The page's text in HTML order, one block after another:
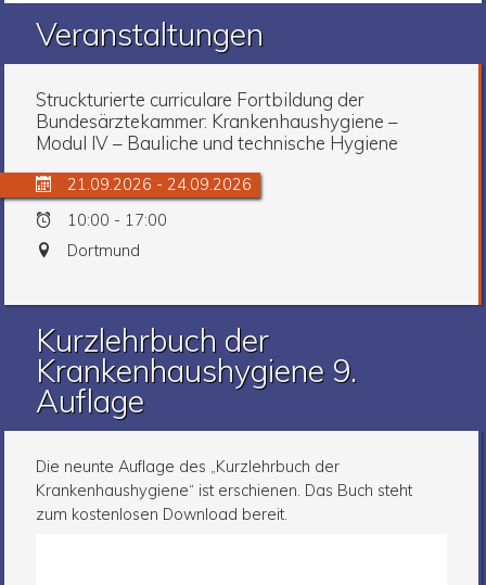
Veranstaltungen
Struckturierte curriculare Fortbildung der
Bundesärztekammer: Krankenhaushygiene –
Modul IV – Bauliche und technische Hygiene
21.09.2026 - 24.09.2026
10:00 - 17:00
Dortmund
Kurzlehrbuch der
Krankenhaushygiene 9.
Auflage
Die neunte Auflage des „Kurzlehrbuch der
Krankenhaushygiene“ ist erschienen. Das Buch steht
zum kostenlosen Download bereit.